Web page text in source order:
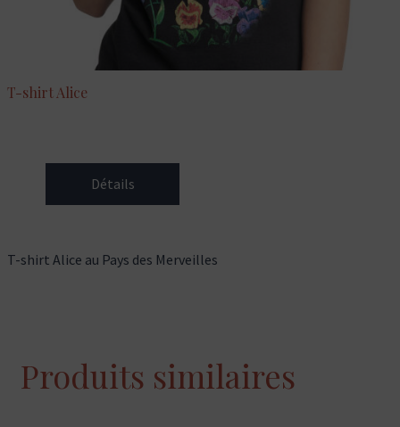
T-shirt Alice
Détails
T-shirt Alice au Pays des Merveilles
Produits similaires